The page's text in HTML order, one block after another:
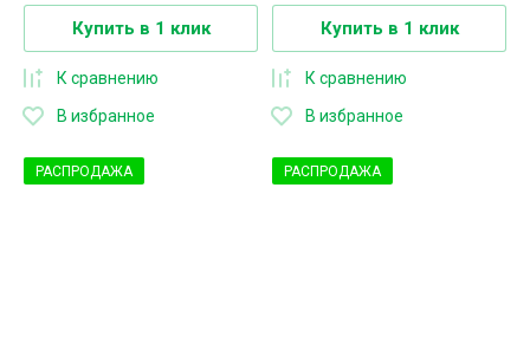
Купить в 1 клик
К сравнению
В избранное
Купить в 1 клик
К сравнению
В избранное
РАСПРОДАЖА РАСПРОДАЖА